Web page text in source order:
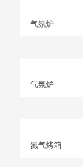
气氛炉
气氛炉
氮气烤箱